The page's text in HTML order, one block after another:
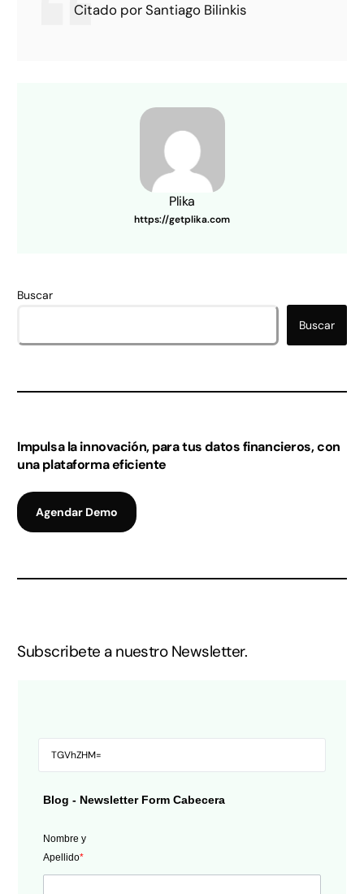
Citado por Santiago Bilinkis
Plika
https://getplika.com
Buscar
Buscar
Impulsa la innovación, para tus datos financieros, con
una plataforma eficiente
Agendar Demo
Subscribete a nuestro Newsletter.
Blog - Newsletter Form Cabecera
Nombre y
Apellido*